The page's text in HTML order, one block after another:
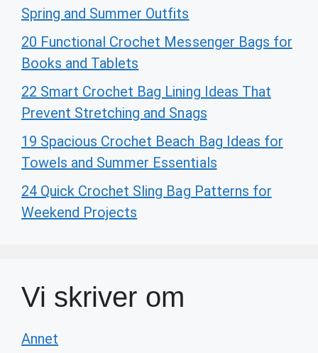
Spring and Summer Outfits
20 Functional Crochet Messenger Bags for
Books and Tablets
22 Smart Crochet Bag Lining Ideas That
Prevent Stretching and Snags
19 Spacious Crochet Beach Bag Ideas for
Towels and Summer Essentials
24 Quick Crochet Sling Bag Patterns for
Weekend Projects
Vi skriver om
Annet